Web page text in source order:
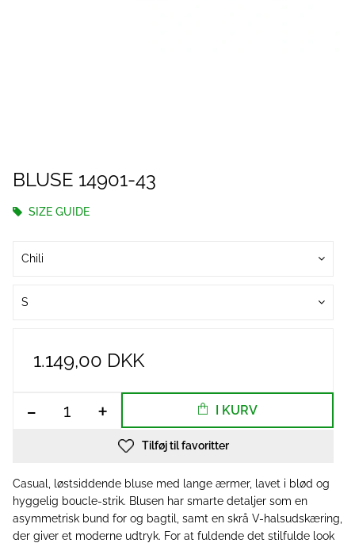
BLUSE 14901-43
SIZE GUIDE
Chili
S
1.149,00 DKK
- + I KURV
Tilføj til favoritter
Casual, løstsiddende bluse med lange ærmer, lavet i blød og
hyggelig boucle-strik. Blusen har smarte detaljer som en
asymmetrisk bund for og bagtil, samt en skrå V-halsudskæring,
der giver et moderne udtryk. For at fuldende det stilfulde look